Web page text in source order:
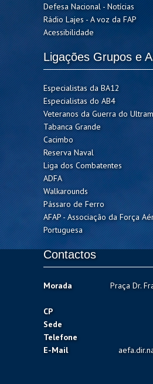
Defesa Nacional - Notícias
Rádio Lajes - A voz da FAP
Acessibilidade
Ligações Grupos e
Especialistas da BA12
Especialistas do AB4
Veteranos da Guerra do
Tabanca Grande
Cacimbo
Reserva Naval
Liga dos Combatentes
ADFA
Walkarounds
Pássaro de Ferro
AFAP - Associação da Força
Portuguesa
Contactos
Morada
Praça Dr.
CP
Sede
Telefone
E-Mail